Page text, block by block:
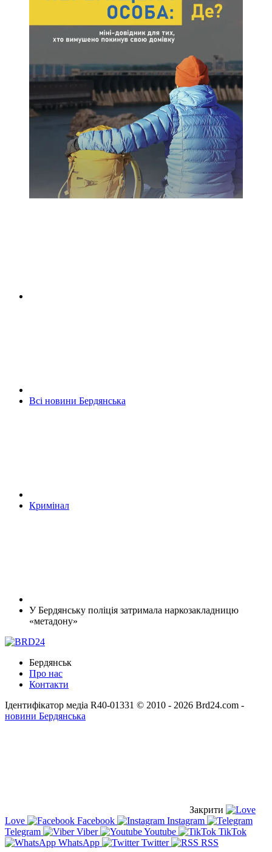
Всі новини Бердянська
Кримінал
У Бердянську поліція затримала наркозакладницю
«метадону»
Бердянськ
Про нас
Контакти
Ідентифікатор медіа R40-01331 © 2010 - 2026 Brd24.com -
новини Бердянська
Закрити
Love
Facebook
Instagram
Telegram
Viber Youtube
TikTok
WhatsApp
Twitter RSS